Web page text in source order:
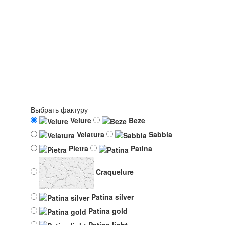
Выбрать фактуру
Velure
Beze
Velatura
Sabbia
Pietra
Patina
Craquelure
Patina silver
Patina gold